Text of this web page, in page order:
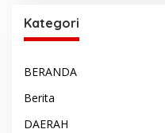
Kategori
BERANDA
Berita
DAERAH